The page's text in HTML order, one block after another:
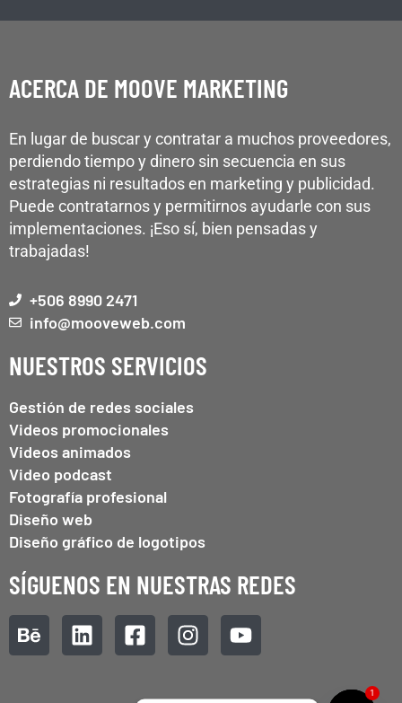
ACERCA DE MOOVE MARKETING
En lugar de buscar y contratar a muchos proveedores,
perdiendo tiempo y dinero sin secuencia en sus
estrategias ni resultados en marketing y publicidad.
Puede contratarnos y permitirnos ayudarle con sus
implementaciones. ¡Eso sí, bien pensadas y
trabajadas!
+506 8990 2471
info@mooveweb.com
NUESTROS SERVICIOS
Gestión de redes sociales
Videos promocionales
Videos animados
Video podcast
Fotografía profesional
Diseño web
Diseño gráfico de logotipos
SÍGUENOS EN NUESTRAS REDES